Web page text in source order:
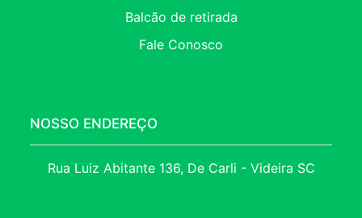
Balcão de retirada
Fale Conosco
NOSSO ENDEREÇO
Rua Luiz Abitante 136, De Carli - Videira SC